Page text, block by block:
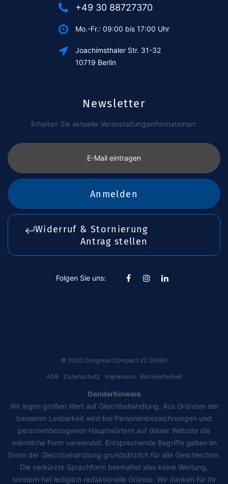
+49 30 88727370
Mo.-Fr.: 09:00 bis 17:00 Uhr
Joachimsthaler Str. 31-32
10719 Berlin
Newsletter
Erhalten Sie aktuelle Veranstaltungsinformationen:
E-Mail eintragen
Anmelden
Widerruf & Stornierung
Antrag stellen
Folgen Sie uns:
© 2026 Congress Compact 2C GmbH
AGB Datenschutz Impressum Barrierefreiheit
Genderhinweis
Wir legen großen Wert auf Gleichbehandlung. Aus Gründen der
besseren Lesbarkeit wird bei Personenbezeichnungen und
personenbezogenen Hauptwörtern auf dieser Website die
männliche Form verwendet. Entsprechende Begriffe gelten im
Sinne der Gleichbehandlung grundsätzlich für alle Geschlechter.
Die verkürzte Sprachform beinhaltet also keine Wertung,
sondern hat lediglich redaktionelle Gründe. Wir danken für Ihr